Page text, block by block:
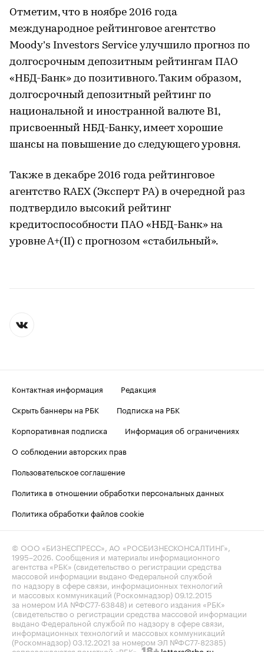
Отметим, что в ноябре 2016 года
международное рейтинговое агентство
Moody’s Investors Service улучшило прогноз по
долгосрочным депозитным рейтингам ПАО
«НБД-Банк» до позитивного. Таким образом,
долгосрочный депозитный рейтинг по
национальной и иностранной валюте В1,
присвоенный НБД-Банку, имеет хорошие
шансы на повышение до следующего уровня.
Также в декабре 2016 года рейтинговое
агентство RAEX (Эксперт РА) в очередной раз
подтвердило высокий рейтинг
кредитоспособности ПАО «НБД-Банк» на
уровне А+(II) с прогнозом «стабильный».
Контактная информация
Редакция
Скрыть баннеры на РБК
Подписка на РБК
Корпоративная подписка
Информация об ограничениях
О соблюдении авторских прав
Пользовательское соглашение
Политика в отношении обработки персональных данных
Политика обработки файлов cookie
© ООО «БИЗНЕСПРЕСС», АО «РОСБИЗНЕСКОНСАЛТИНГ»,
1995–2026. Сообщения и материалы информационного
агентства «РБК» (свидетельство о регистрации средства
массовой информации выдано Федеральной службой
по надзору в сфере связи, информационных технологий
и массовых коммуникаций (Роскомнадзор) 09.12.2015
за номером ИА №ФС77-63848) и сетевого издания «РБК»
(свидетельство о регистрации средства массовой информации
выдано Федеральной службой по надзору в сфере связи,
информационных технологий и массовых коммуникаций
(Роскомнадзор) 03.12.2021 за номером ЭЛ №ФС77-82385)